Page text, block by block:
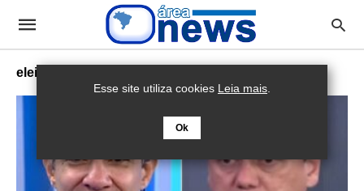
eleições 2022
Esse site utiliza cookies Leia mais.
Ok